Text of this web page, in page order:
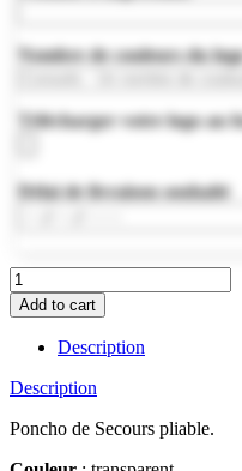
Nombre de couleurs du
Télécharger votre logo au
Délai de livraison souhaité
IT0972-
22
quantity
Add to cart
Description
Description
Poncho de Secours pliable.